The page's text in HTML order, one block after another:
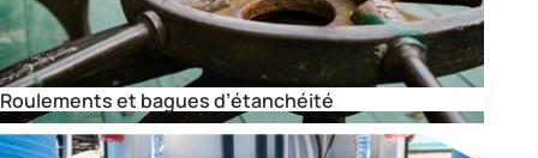
Roulements et bagues d’étanchéité